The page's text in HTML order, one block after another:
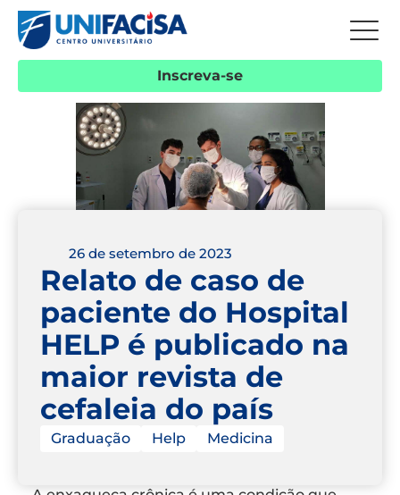
Inscreva-se
26 de setembro de 2023
Relato de caso de
paciente do Hospital
HELP é publicado na
maior revista de
cefaleia do país
Graduação Help Medicina